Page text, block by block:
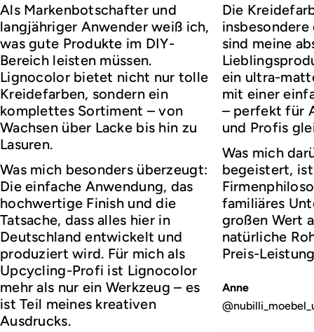
Als Markenbotschafter und
langjähriger Anwender weiß ich,
was gute Produkte im DIY-
Bereich leisten müssen.
Lignocolor bietet nicht nur tolle
Kreidefarben, sondern ein
komplettes Sortiment – von
Wachsen über Lacke bis hin zu
Lasuren.
Was mich besonders überzeugt:
Die einfache Anwendung, das
hochwertige Finish und die
Tatsache, dass alles hier in
Deutschland entwickelt und
produziert wird. Für mich als
Upcycling-Profi ist Lignocolor
mehr als nur ein Werkzeug – es
ist Teil meines kreativen
Ausdrucks.
Die
sind meine
ein ultra-
mit einer
– perfekt für
und Profis
Was mich
begeistert,
familiäres
großen Wert
natürliche
Preis-
Anne